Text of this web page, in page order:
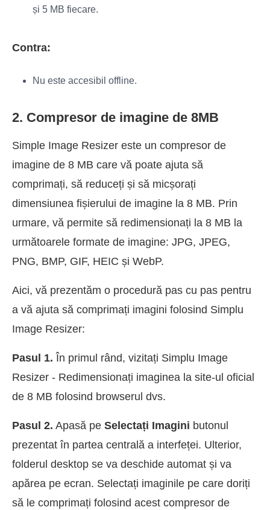
și 5 MB fiecare.
Contra:
Nu este accesibil offline.
2. Compresor de imagine de 8MB
Simple Image Resizer este un compresor de
imagine de 8 MB care vă poate ajuta să
comprimați, să reduceți și să micșorați
dimensiunea fișierului de imagine la 8 MB. Prin
urmare, vă permite să redimensionați la 8 MB la
următoarele formate de imagine: JPG, JPEG,
PNG, BMP, GIF, HEIC și WebP.
Aici, vă prezentăm o procedură pas cu pas pentru
a vă ajuta să comprimați imagini folosind Simplu
Image Resizer:
Pasul 1. În primul rând, vizitați Simplu Image
Resizer - Redimensionați imaginea la site-ul oficial
de 8 MB folosind browserul dvs.
Pasul 2. Apasă pe Selectați Imagini butonul
prezentat în partea centrală a interfeței. Ulterior,
folderul desktop se va deschide automat și va
apărea pe ecran. Selectați imaginile pe care doriți
să le comprimați folosind acest compresor de